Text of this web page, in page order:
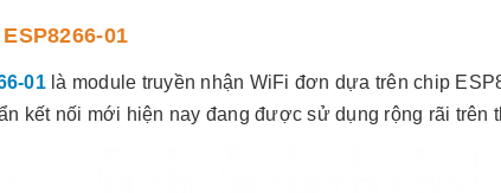
01
01là module truyền nhận WiFi đơn dựa trên chip
kết nối mới hiện nay đang được sử dụng rộng rãi trên